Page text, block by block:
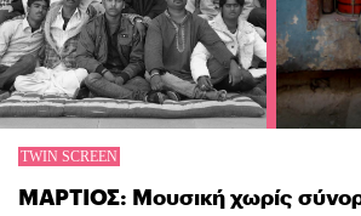
ΜΑΡΤΙΟΣ: Μουσική χωρίς